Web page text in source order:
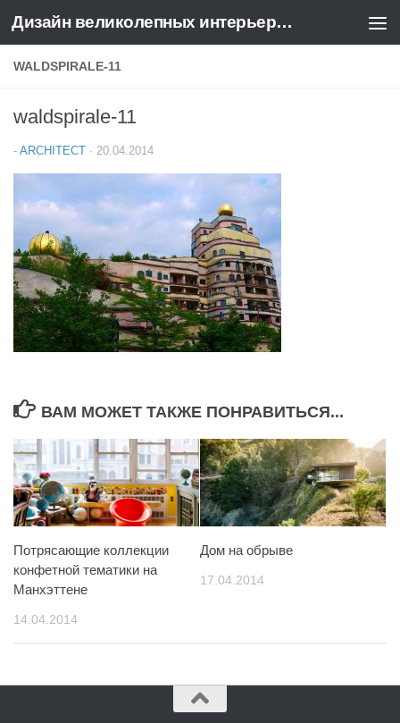
Перейти к содержимому Дизайн великолепных интерьеров квартир и домов
WALDSPIRALE-11
waldspirale-11
- ARCHITECT · 20.04.2014
ВАМ МОЖЕТ ТАКЖЕ ПОНРАВИТЬСЯ...
Потрясающие коллекции
конфетной тематики на
Манхэттене
14.04.2014
Дом на обрыве
17.04.2014